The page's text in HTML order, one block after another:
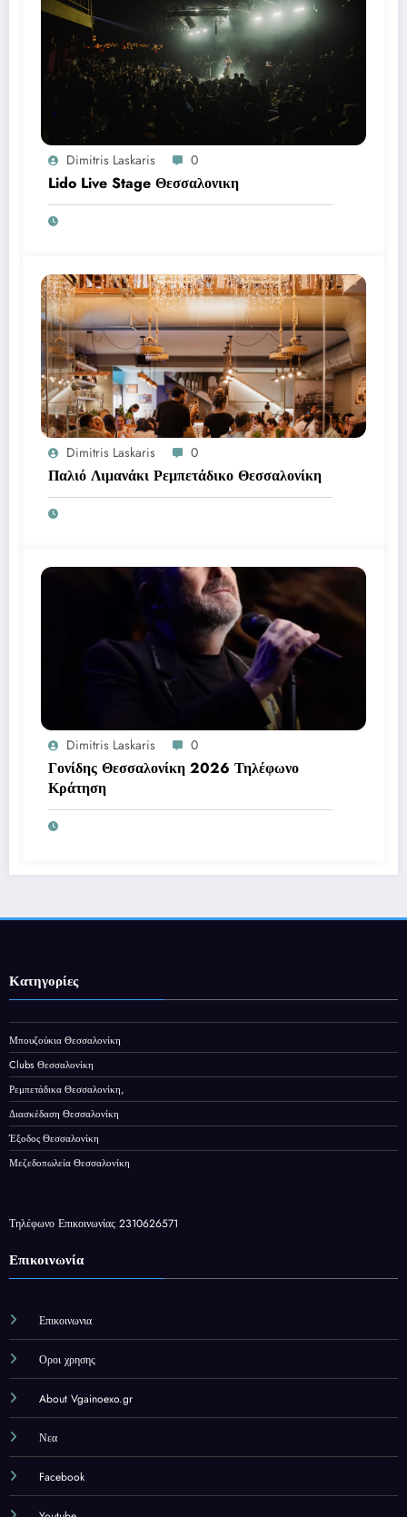
Dimitris Laskaris 0
Lido Live Stage Θεσσαλονικη
Dimitris Laskaris 0
Παλιό Λιμανάκι Ρεμπετάδικο Θεσσαλονίκη
Dimitris Laskaris 0
Γονίδης Θεσσαλονίκη 2026 Τηλέφωνο
Κράτηση
Κατηγορίες
Μπουζούκια Θεσσαλονίκη
Clubs Θεσσαλονίκη
Ρεμπετάδικα Θεσσαλονίκη,
Διασκέδαση Θεσσαλονίκη
Έξοδος Θεσσαλονίκη
Μεζεδοπωλεία Θεσσαλονίκη
Τηλέφωνο Επικοινωνίας 2310626571
Επικοινωνία
Επικοινωνια
Οροι χρησης
About Vgainoexo.gr
Νεα
Facebook